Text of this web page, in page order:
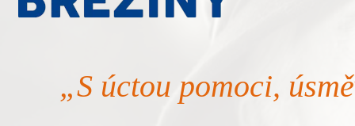
„S úctou pomoci,